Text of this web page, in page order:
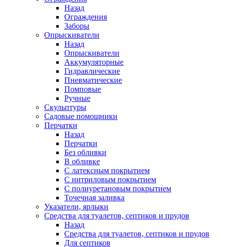
Назад
Ограждения
Заборы
Опрыскиватели
Назад
Опрыскиватели
Аккумуляторные
Гидравлические
Пневматические
Помповые
Ручные
Скульптуры
Садовые помощники
Перчатки
Назад
Перчатки
Без обливки
В обливке
С латексным покрытием
С нитриловым покрытием
С полиуретановым покрытием
Точечная заливка
Указатели, ярлыки
Средства для туалетов, септиков и прудов
Назад
Средства для туалетов, септиков и прудов
Для септиков